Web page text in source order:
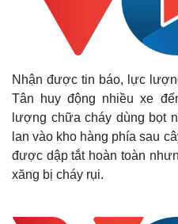
Thế giới
Quan sát
Cuộc sống đó đây
Hồ sơ
Nhận được tin báo, lực
Tân huy động nhiều xe
lượng chữa cháy dùng bọt
lan vào kho hàng phía sau
được dập tắt hoàn toàn
xăng bị cháy rụi.